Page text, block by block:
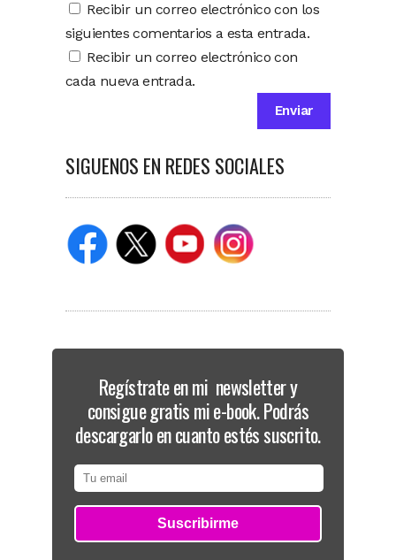
Recibir un correo electrónico con los
siguientes comentarios a esta entrada.
Recibir un correo electrónico con
cada nueva entrada.
SIGUENOS EN REDES SOCIALES
Regístrate en mi newsletter y
consigue gratis mi e-book. Podrás
descargarlo en cuanto estés suscrito.